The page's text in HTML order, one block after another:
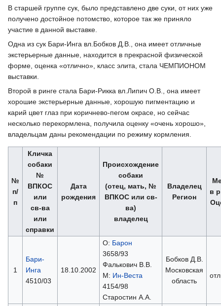
В старшей группе сук, было представлено две суки, от них уже
получено достойное потомство, которое так же приняло
участие в данной выставке.
Одна из сук Бари-Инга вл.Бобков Д.В., она имеет отличные
экстерьерные данные, находится в прекрасной физической
форме, оценка «отлично», класс элита, стала ЧЕМПИОНОМ
выставки.
Второй в ринге стала Бари-Рикка вл.Липич О.В., она имеет
хорошие экстерьерные данные, хорошую пигментацию и
карий цвет глаз при коричнево-пегом окрасе, но сейчас
несколько перекормлена, получила оценку «очень хорошо»,
владельцам даны рекомендации по режиму кормления.
№
п/
п
Кличка
собаки
№
ВПКОС
или
св-ва
или
справки
Дата
рождения
Происхождение
собаки
(отец, мать, №
ВПКОС или св-
ва)
владелец
Владелец
Регион
в
1
Бари-
Инга
4510/03
18.10.2002
О: Барон
3658/93
Фалькович В.В.
М: Ин-Веста
4154/98
Старостин А.А.
Бобков Д.В.
Московская
область